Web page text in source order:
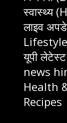
स्वास्थ्य
लाइव
Lifestyle
यूपी
news
Health
Recipes